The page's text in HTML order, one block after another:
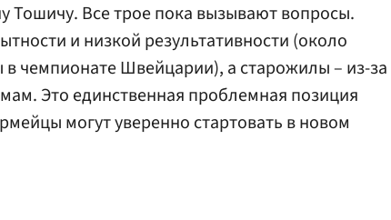
Тошичу. Все трое пока вызывают вопросы.
и низкой результативности (около
в чемпионате Швейцарии), а старожилы – из-за
Это единственная проблемная позиция
могут уверенно стартовать в новом